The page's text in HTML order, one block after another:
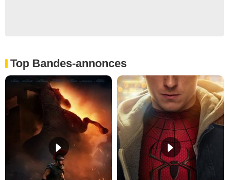
Top Bandes-annonces